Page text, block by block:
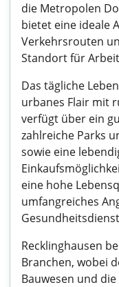
die Metropolen
bietet eine ideale
Verkehrsrouten
Standort für
Das tägliche
urbanes Flair mit
verfügt über ein
zahlreiche Parks
sowie eine
eine hohe
umfangreiches
Recklinghausen
Branchen, wobei
Bauwesen und